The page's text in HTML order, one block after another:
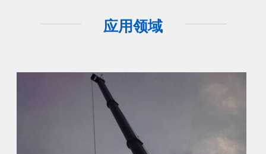
应用领域
避雷工程